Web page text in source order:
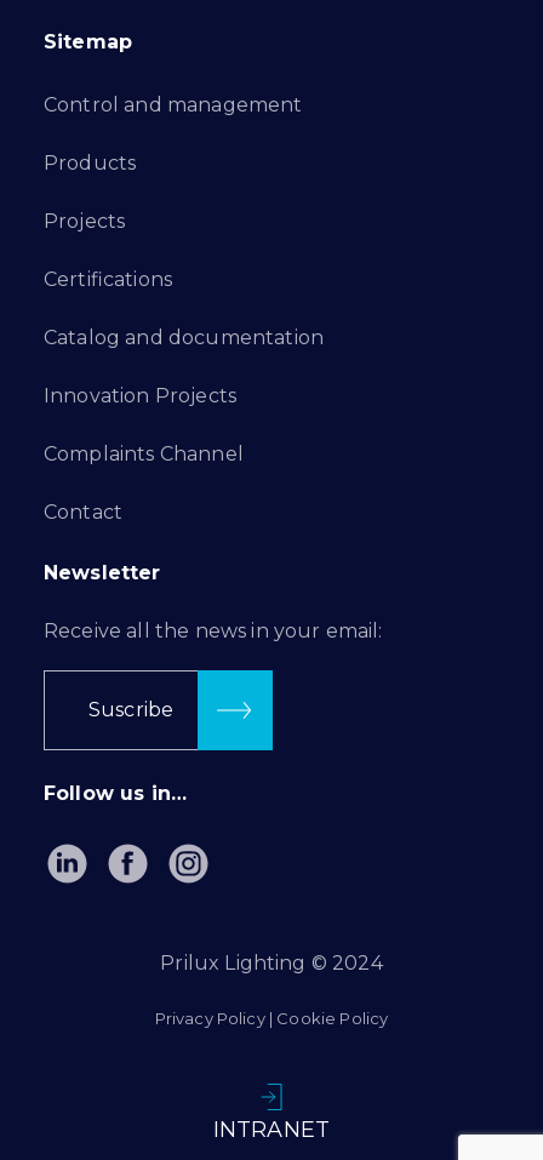
Sitemap
Control and management
Products
Projects
Certifications
Catalog and documentation
Innovation Projects
Complaints Channel
Contact
Newsletter
Receive all the news in your email:
Suscribe
Follow us in…
Prilux Lighting © 2024
Privacy Policy| Cookie Policy
INTRANET